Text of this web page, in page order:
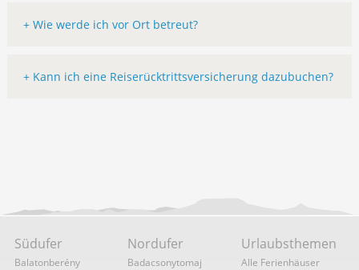
+ Wie werde ich vor Ort betreut?
+ Kann ich eine Reiserücktrittsversicherung dazubuchen?
Südufer
Balatonberény
Nordufer
Badacsonytomaj
Urlaubsthemen
Alle Ferienhäuser